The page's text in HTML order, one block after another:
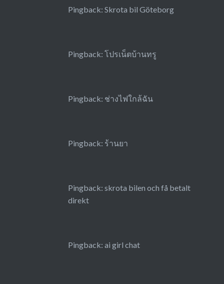
Pingback: Skrota bil Göteborg
Pingback: โปรเน็ตบ้านทรู
Pingback: ช่างไฟใกล้ฉัน
Pingback: ร้านยา
Pingback: skrota bilen och få betalt
direkt
Pingback: ai girl chat